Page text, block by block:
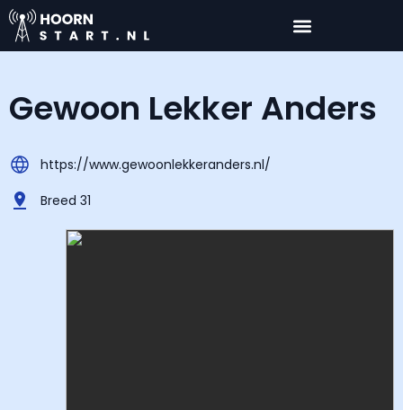
Gewoon Lekker Anders
https://www.gewoonlekkeranders.nl/
Breed 31